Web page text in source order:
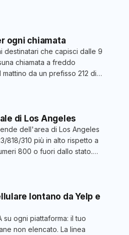
ogni chiamata
destinatari che capisci dalle 9
chiamata a freddo
da un prefisso 212 di
di Los Angeles
dell'area di Los Angeles
818/310 più in alto rispetto a
800 o fuori dallo stato.
lontano da Yelp e
su ogni piattaforma: il tuo
non elencato. La linea